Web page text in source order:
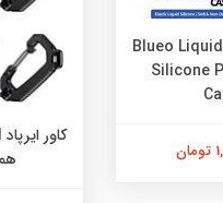
کاور ایرپاد بلو Blueo Liquid
Silicone